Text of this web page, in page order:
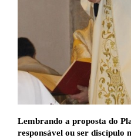
Lembrando a proposta do
responsável ou ser discípulo